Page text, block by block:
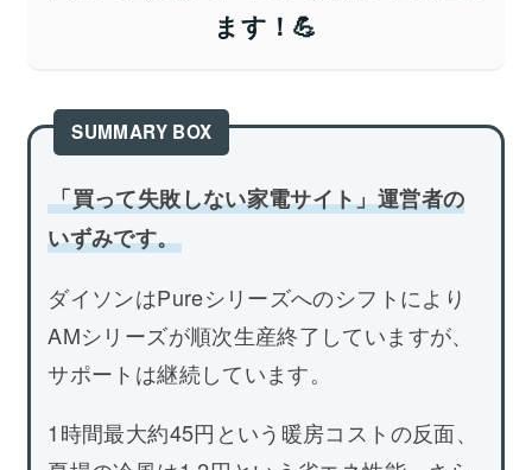
ます！💪
「買って失敗しない家電サイト」運営者の
いずみです。
ダイソンはPureシリーズへのシフトにより
AMシリーズが順次生産終了していますが、
サポートは継続しています。
1時間最大約45円という暖房コストの反面、